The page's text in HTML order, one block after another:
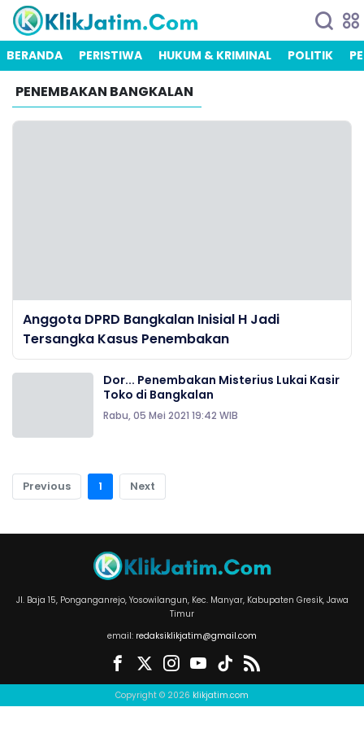
BERANDA PERISTIWA HUKUM & KRIMINAL POLITIK
PENEMBAKAN BANGKALAN
Anggota DPRD Bangkalan Inisial H Jadi
Tersangka Kasus Penembakan
Dor... Penembakan Misterius Lukai Kasir
Toko di Bangkalan
Rabu, 05 Mei 2021 19:42 WIB
Previous 1 Next
Jl. Baja 15, Ponganganrejo, Yosowilangun, Kec. Manyar, Kabupaten Gresik, Jawa
Timur
email: redaksiklikjatim@gmail.com
Copyright © 2026 klikjatim.com